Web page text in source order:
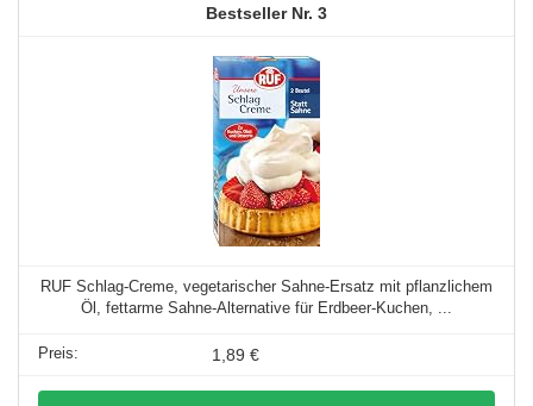
3
RUF Schlag-Creme, vegetarischer Sahne-Ersatz mit pflanzlichem
Öl, fettarme Sahne-Alternative für Erdbeer-Kuchen, ...
1,89 €